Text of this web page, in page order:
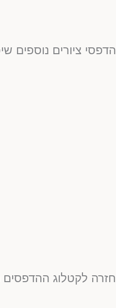
ציורים נוספים
לקטלוג ההדפסים